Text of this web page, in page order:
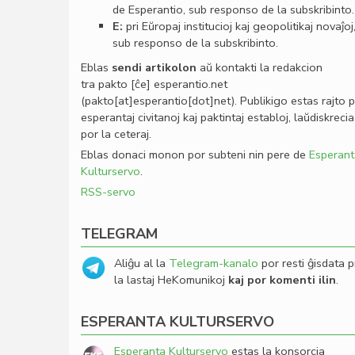
de Esperantio, sub responso de la subskribinto.
E: pri Eŭropaj institucioj kaj geopolitikaj novaĵoj,
sub responso de la subskribinto.
Eblas sendi artikolon aŭ kontakti la redakcion
tra pakto [ĉe] esperantio.net
(pakto[at]esperantio[dot]net). Publikigo estas rajto
esperantaj civitanoj kaj paktintaj establoj, laŭdiskrecia
por la ceteraj.
Eblas donaci monon por subteni nin pere de
Kulturservo.
RSS-servo
TELEGRAM
Aliĝu al la Telegram-kanalo por resti ĝisdata
la lastaj HeKomunikoj kaj por komenti ilin.
ESPERANTA KULTURSERVO
Esperanta Kulturservo estas la konsorcia